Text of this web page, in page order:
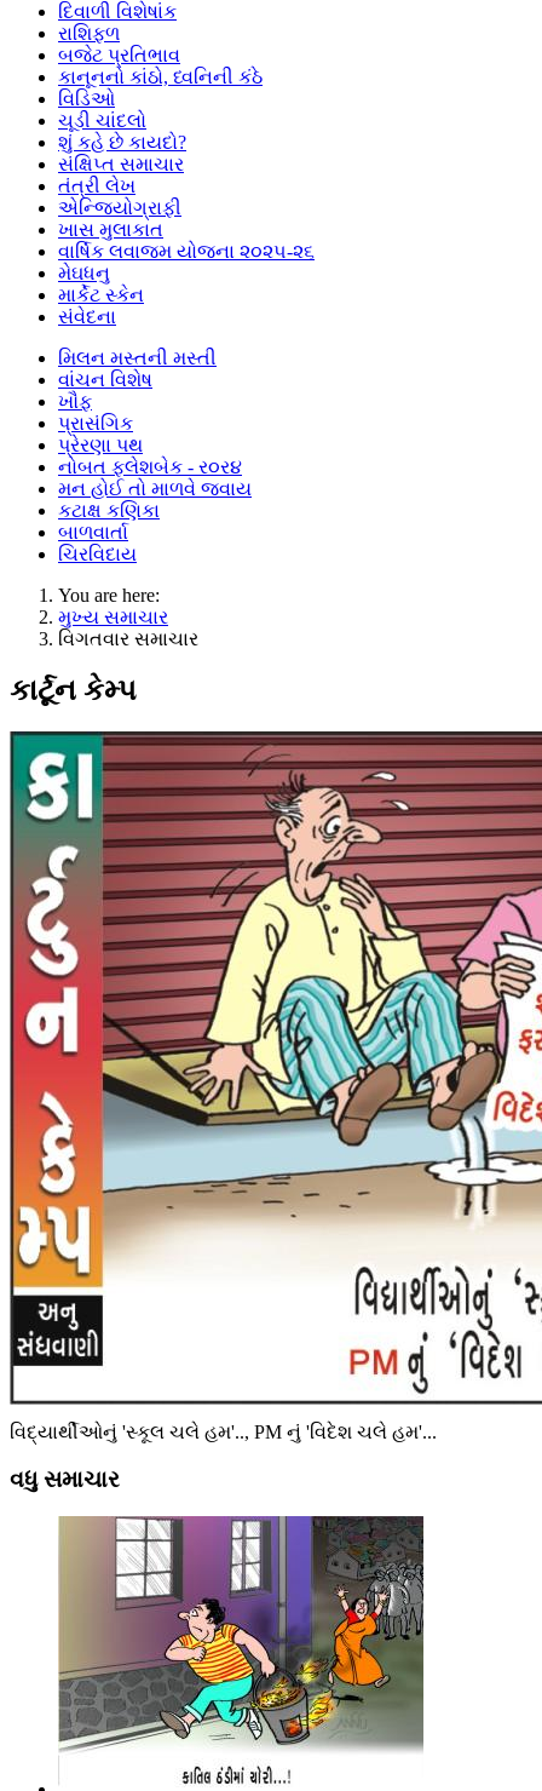
દિવાળી વિશેષાંક
રાશિફળ
બજેટ પ્રતિભાવ
કાનૂનનો કાંઠો, ધ્વનિની કંઠે
વિડિઓ
ચૂડી ચાંદલો
શું કહે છે કાયદો?
સંક્ષિપ્ત સમાચાર
તંત્રી લેખ
એન્જિયોગ્રાફી
ખાસ મુલાકાત
વાર્ષિક લવાજમ યોજના ૨૦૨૫-૨૬
મેઘધનુ
માર્કેટ સ્કેન
સંવેદના
મિલન મસ્તની મસ્તી
વાંચન વિશેષ
ખૌફ
પ્રાસંગિક
પ્રેરણા પથ
નોબત ફ્લેશબેક - ર૦ર૪
મન હોઈ તો માળવે જવાય
કટાક્ષ કણિકા
બાળવાર્તા
ચિરવિદાય
You are here:
મુખ્ય સમાચાર
વિગતવાર સમાચાર
કાર્ટૂન કેમ્પ
વિદ્યાર્થીઓનું 'સ્કૂલ ચલે હમ'.., PM નું 'વિદેશ ચલે હમ'...
વધુ સમાચાર